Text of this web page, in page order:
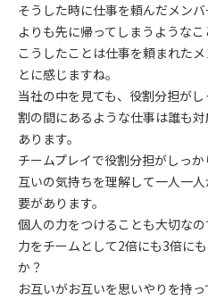
そうした時に仕事を頼んだメン
よりも先に帰ってしまうようなこ
こうしたことは仕事を頼まれた
とに感じますね。
当社の中を見ても、役割分担が
割の間にあるような仕事は誰も
あります。
チームプレイで役割分担がしっ
互いの気持ちを理解して一人一
要があります。
個人の力をつけることも大切な
力をチームとして2倍にも3倍に
か？
お互いがお互いを思いやりを持